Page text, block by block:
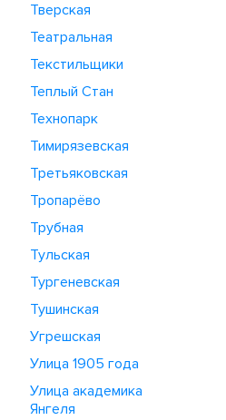
Тверская
Театральная
Текстильщики
Теплый Стан
Технопарк
Тимирязевская
Третьяковская
Тропарёво
Трубная
Тульская
Тургеневская
Тушинская
Угрешская
Улица 1905 года
Улица академика
Янгеля